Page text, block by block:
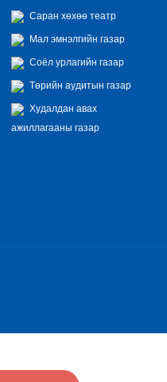
Саран хөхөө театр
Мал эмнэлгийн газар
Соёл урлагийн газар
Төрийн аудитын газар
Худалдан авах
ажиллагааны газар